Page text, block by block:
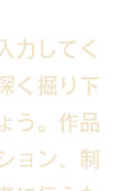
力してく
く掘り下
う。作品
ョン、制